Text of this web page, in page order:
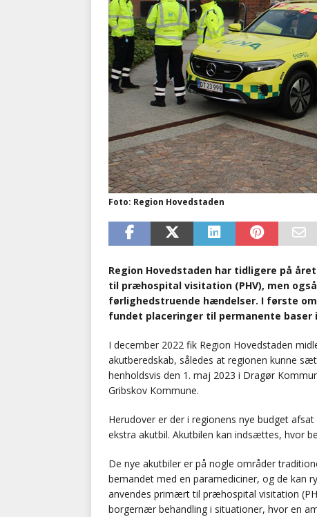
Foto: Region Hovedstaden
Region Hovedstaden har tidligere på
til præhospital visitation (PHV), men
førlighedstruende hændelser. I første
fundet placeringer til permanente baser
I december 2022 fik Region Hovedstaden
akutberedskab, således at regionen kunne
henholdsvis den 1. maj 2023 i Dragør
Gribskov Kommune.
Herudover er der i regionens nye budget
ekstra akutbil. Akutbilen kan indsættes, hvor
De nye akutbiler er på nogle områder
bemandet med en paramediciner, og de kan
anvendes primært til præhospital visitation
borgernær behandling i situationer, hvor en